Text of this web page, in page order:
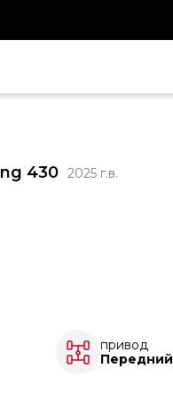
430 2025 г.в.
привод
Передний